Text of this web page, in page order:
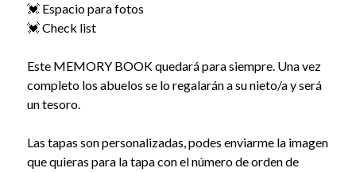
💓 Espacio para fotos
💓 Check list
Este MEMORY BOOK quedará para siempre. Una vez
completo los abuelos se lo regalarán a su nieto/a y será
un tesoro.
Las tapas son personalizadas, podes enviarme la imagen
que quieras para la tapa con el número de orden de